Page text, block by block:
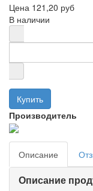
Цена 121,20 руб
В наличии
Производитель
Описание
Описание